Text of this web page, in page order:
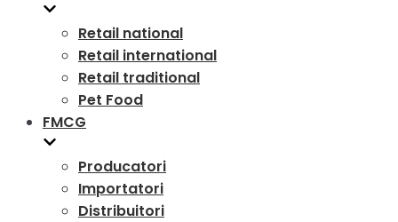
Retail national
Retail international
Retail traditional
Pet Food
FMCG
Producatori
Importatori
Distribuitori